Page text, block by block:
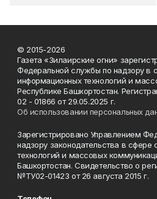
© 2015-2026
Газета «Зилаирские огни»
Федеральной службы по надзору в
информационных технологий и
Республике Башкортостан.
02 - 01866 от 29.05.2025 г.
Об использовании персональных
Зарегистрировано Управлением
надзору законодательства в сфере
технологий и массовых
Башкортостан. Свидетельство о
№ТУ02-01423 от 26 августа 2015 г.